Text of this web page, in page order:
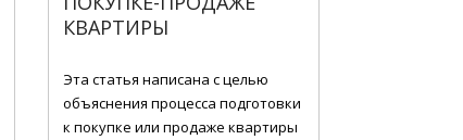
КВАРТИРЫ
Эта статья написана с целью
объяснения процесса подготовки
к покупке или продаже квартиры